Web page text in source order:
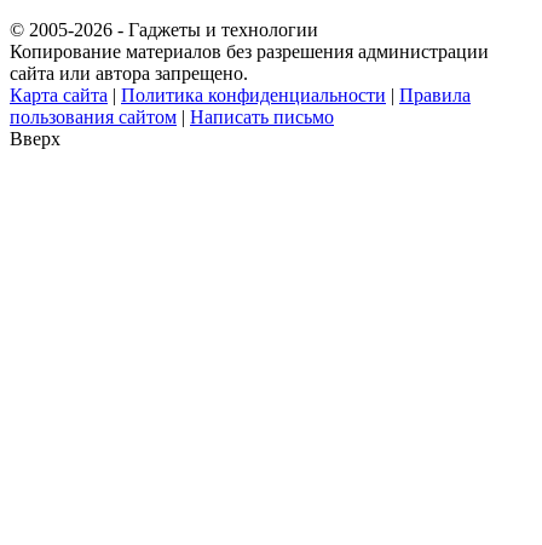
© 2005-2026 - Гаджеты и технологии
Копирование материалов без разрешения администрации
сайта или автора запрещено.
Карта сайта | Политика конфиденциальности | Правила
пользования сайтом | Написать письмо
Вверх